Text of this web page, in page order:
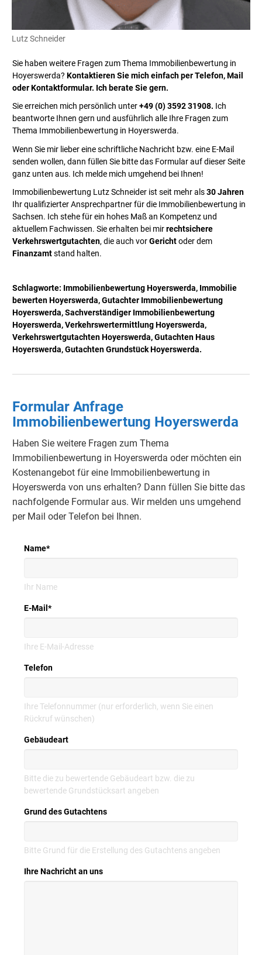
Lutz Schneider
Sie haben weitere Fragen zum Thema Immobilienbewertung in
Hoyerswerda? Kontaktieren Sie mich einfach per Telefon, Mail
oder Kontaktformular. Ich berate Sie gern.
Sie erreichen mich persönlich unter+49 (0) 3592 31908. Ich
beantworte Ihnen gern und ausführlich alle Ihre Fragen zum
Thema Immobilienbewertung in Hoyerswerda.
Wenn Sie mir lieber eine schriftliche Nachricht bzw. eine E-Mail
senden wollen, dann füllen Sie bitte das Formular auf dieser Seite
ganz unten aus. Ich melde mich umgehend bei Ihnen!
Immobilienbewertung Lutz Schneider ist seit mehr als30 Jahren
Ihr qualifizierter Ansprechpartner für die Immobilienbewertung in
Sachsen. Ich stehe für ein hohes Maß an Kompetenz und
aktuellem Fachwissen. Sie erhalten bei mirrechtsichere
Verkehrswertgutachten, die auch vorGerichtoder dem
Finanzamtstand halten.
Schlagworte: Immobilienbewertung Hoyerswerda, Immobilie
bewertenHoyerswerda,Gutachter Immobilienbewertung
Hoyerswerda, Sachverständiger Immobilienbewertung
Hoyerswerda, VerkehrswertermittlungHoyerswerda,
VerkehrswertgutachtenHoyerswerda, Gutachten Haus
Hoyerswerda, Gutachten GrundstückHoyerswerda.
Formular Anfrage
Immobilienbewertung Hoyerswerda
Haben Sie weitere Fragen zum Thema
Immobilienbewertung in Hoyerswerda oder möchten ein
Kostenangebot für eine Immobilienbewertung in
Hoyerswerda von uns erhalten? Dann füllen Sie bitte das
nachfolgende Formular aus. Wir melden uns umgehend
per Mail oder Telefon bei Ihnen.
Name*
Ihr Name
E-Mail *
Ihre E-Mail-Adresse
Telefon
Ihre Telefonnummer (nur erforderlich, wenn Sie einen
Rückruf wünschen)
Gebäudeart
Bitte die zu bewertende Gebäudeart bzw. die zu
bewertende Grundstücksart angeben
Grund des Gutachtens
Bitte Grund für die Erstellung des Gutachtens angeben
Ihre Nachricht an uns